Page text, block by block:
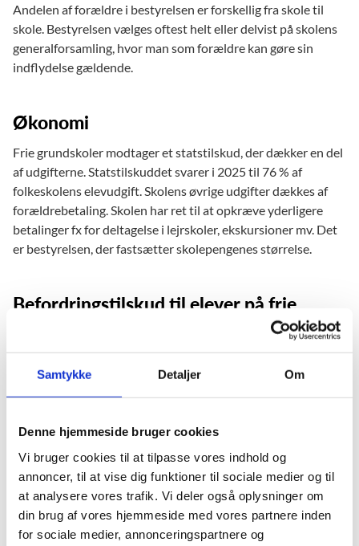
Samtykke Detaljer Om
Denne hjemmeside bruger cookies
Vi bruger cookies til at tilpasse vores indhold og
annoncer, til at vise dig funktioner til sociale medier og til
at analysere vores trafik. Vi deler også oplysninger om
din brug af vores hjemmeside med vores partnere inden
for sociale medier, annonceringspartnere og
Andelen af forældre i bestyrelsen er forskellig fra skole til
skole. Bestyrelsen vælges oftest helt eller delvist på skolens
generalforsamling, hvor man som forældre kan gøre sin
indflydelse gældende.
Økonomi
Frie grundskoler modtager et statstilskud, der dækker en del
af udgifterne. Statstilskuddet svarer i 2025 til 76 % af
folkeskolens elevudgift. Skolens øvrige udgifter dækkes af
forældrebetaling. Skolen har ret til at opkræve yderligere
betalinger fx for deltagelse i lejrskoler, ekskursioner mv. Det
er bestyrelsen, der fastsætter skolepengenes størrelse.
Befordringstilskud til elever på frie
Kommunen har derfor ikke pligt til at sørge for transport til
og fra skolen, da befordringspligten kun findes i
forældrenes udgifter til transport. Tilskuddet administreres
af Fordelingssekretariatet, og det kan søges af frie
grundskoler, der er tilskudsberettigede efter friskolelovens §
17 og tilskudsbekendtgørelsens § 12.